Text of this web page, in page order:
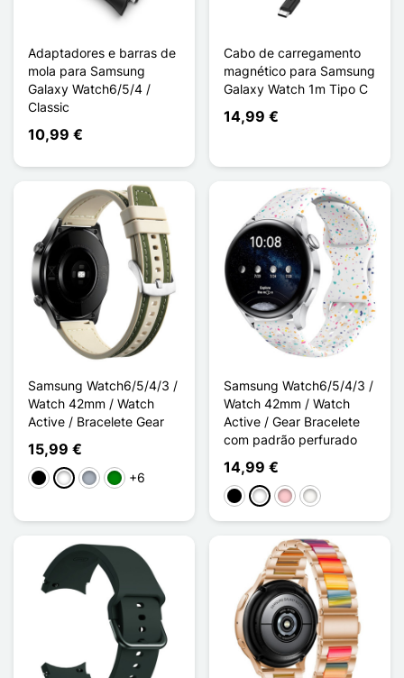
Adaptadores e barras de
mola para Samsung
Galaxy Watch6/5/4 /
Classic
10,99 €
Cabo de carregamento
magnético para Samsung
Galaxy Watch 1m Tipo C
14,99 €
Samsung Watch6/5/4/3 /
Watch 42mm / Watch
Active / Bracelete Gear
15,99 €
PretoBrancoCinzento
Verde
+6
Samsung Watch6/5/4/3 /
Watch 42mm / Watch
Active / Gear Bracelete
com padrão perfurado
14,99 €
PretoBrancoRosaBlanc Étoilé